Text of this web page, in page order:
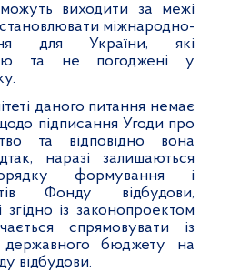
виходити за межі
міжнародно-
для України, які
та не погоджені у
даного питання немає
підписання Угоди про
та відповідно вона
наразі залишаються
формування і
Фонду відбудови,
із законопроектом
спрямовувати із
державного бюджету на
відбудови.